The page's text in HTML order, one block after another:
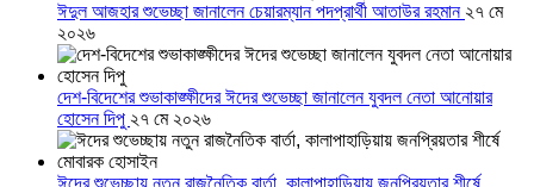
ঈদুল আজহার শুভেচ্ছা জানালেন চেয়ারম্যান পদপ্রার্থী আতাউর রহমান ২৭ মে
২০২৬
দেশ-বিদেশের শুভাকাঙ্ক্ষীদের ঈদের শুভেচ্ছা জানালেন যুবদল নেতা আনোয়ার
হোসেন দিপু ২৭ মে ২০২৬
ঈদের শুভেচ্ছায় নতুন রাজনৈতিক বার্তা, কালাপাহাড়িয়ায় জনপ্রিয়তার শীর্ষে